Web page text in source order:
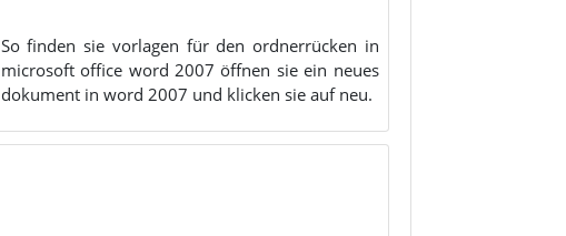
So finden sie vorlagen für den ordnerrücken in
microsoft office word 2007 öffnen sie ein neues
dokument in word 2007 und klicken sie auf neu.